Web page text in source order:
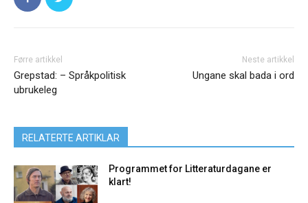
Førre artikkel
Grepstad: – Språkpolitisk
ubrukeleg
Neste artikkel
Ungane skal bada i ord
RELATERTE ARTIKLAR
Programmet for Litteraturdagane er
klart!